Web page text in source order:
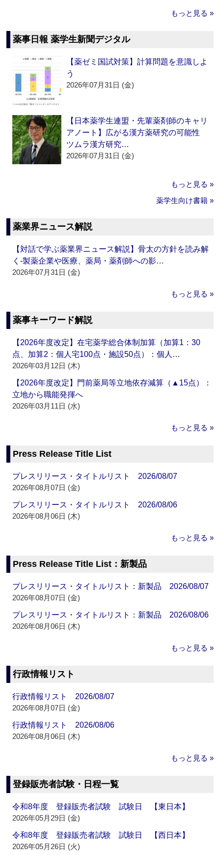
もっと見る »
薬事日報 薬学生新聞デジタル
【薬ゼミ国試対策】計算問題を意識しよ
う
2026年07月31日 (金)
【日本薬学生連盟・先輩薬剤師のキャリ
アノート】広がる漢方薬研究の可能性
ツムラ漢方研究…
2026年07月31日 (金)
もっと見る »
薬学生向け書籍 »
薬業界ニュース解説
【対話で学ぶ薬業界ニュース解説】骨太の方針を読み解
く‐製薬企業や医療、薬局・薬剤師への影…
2026年07月31日 (金)
もっと見る »
薬事キーワード解説
【2026年度改定】在宅薬学総合体制加算（加算1：30
点、加算2：個人宅100点・施設50点）：個人…
2026年03月12日 (木)
【2026年度改定】門前薬局等立地依存減算（▲15点）：
立地から職能発揮へ
2026年03月11日 (水)
もっと見る »
Press Release Title List
プレスリリース・タイトルリスト 2026/08/07
2026年08月07日 (金)
プレスリリース・タイトルリスト 2026/08/06
2026年08月06日 (木)
もっと見る »
Press Release Title List：新製品
プレスリリース・タイトルリスト：新製品 2026/08/07
2026年08月07日 (金)
プレスリリース・タイトルリスト：新製品 2026/08/06
2026年08月06日 (木)
もっと見る »
行政情報リスト
行政情報リスト 2026/08/07
2026年08月07日 (金)
行政情報リスト 2026/08/06
2026年08月06日 (木)
もっと見る »
登録販売者試験・日程一覧
令和8年度 登録販売者試験 試験日 【東日本】
2026年05月29日 (金)
令和8年度 登録販売者試験 試験日 【西日本】
2026年05月26日 (火)